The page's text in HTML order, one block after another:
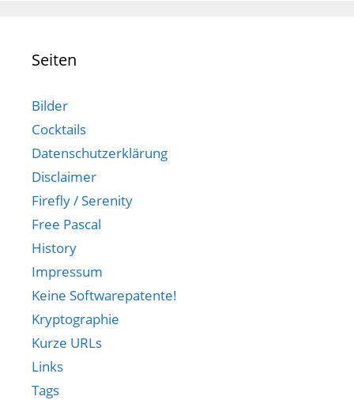
Seiten
Bilder
Cocktails
Datenschutzerklärung
Disclaimer
Firefly / Serenity
Free Pascal
History
Impressum
Keine Softwarepatente!
Kryptographie
Kurze URLs
Links
Tags